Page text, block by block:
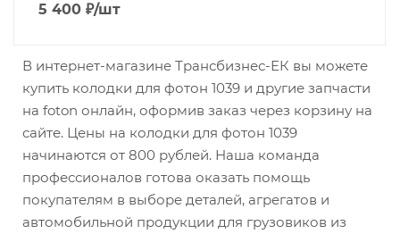
5 400 ₽/шт
В интернет-магазине Трансбизнес-ЕК вы можете
купить колодки для фотон 1039 и другие запчасти
на foton онлайн, оформив заказ через корзину на
сайте. Цены на колодки для фотон 1039
начинаются от 800 рублей. Наша команда
профессионалов готова оказать помощь
покупателям в выборе деталей, агрегатов и
автомобильной продукции для грузовиков из